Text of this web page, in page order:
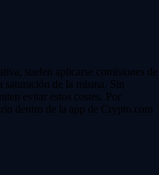
suelen aplicarse comisiones de
saturación de la misma. Sin
evitar estos costes. Por
dentro de la app de Crypto.com